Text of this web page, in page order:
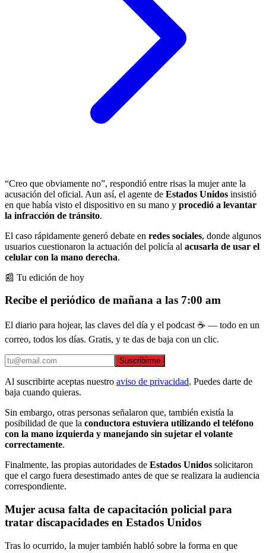
“Creo que obviamente no”, respondió entre risas la mujer ante la
acusación del oficial. Aun así, el agente de Estados Unidos insistió
en que había visto el dispositivo en su mano y procedió a levantar
la infracción de tránsito.
El caso rápidamente generó debate en redes sociales, donde algunos
usuarios cuestionaron la actuación del policía al acusarla de usar el
celular con la mano derecha.
📰 Tu edición de hoy
Recibe el periódico de mañana a las 7:00 am
El diario para hojear, las claves del día y el podcast ☕ — todo en un
correo, todos los días. Gratis, y te das de baja con un clic.
Suscribirme
Al suscribirte aceptas nuestro aviso de privacidad. Puedes darte de
baja cuando quieras.
Sin embargo, otras personas señalaron que, también existía la
posibilidad de que la conductora estuviera utilizando el teléfono
con la mano izquierda y manejando sin sujetar el volante
correctamente.
Finalmente, las propias autoridades de Estados Unidos solicitaron
que el cargo fuera desestimado antes de que se realizara la audiencia
correspondiente.
Mujer acusa falta de capacitación policial para
tratar discapacidades en Estados Unidos
Tras lo ocurrido, la mujer también habló sobre la forma en que